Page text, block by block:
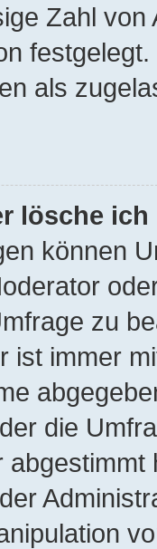
Zahl
als
lösche
können
zu
ist immer
die